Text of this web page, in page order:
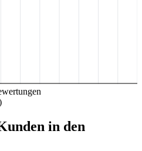
in den